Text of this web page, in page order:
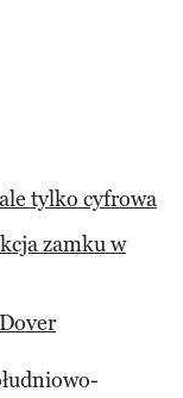
tylko cyfrowa
zamku w